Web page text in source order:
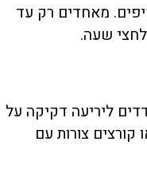
מאחדים רק עד
שעה.
ליריעה דקיקה על
צורות עם